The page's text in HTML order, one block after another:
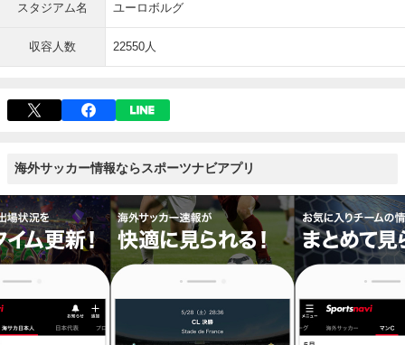
スタジアム名 ユーロボルグ
収容人数 22550人
海外サッカー情報ならスポーツナビアプリ